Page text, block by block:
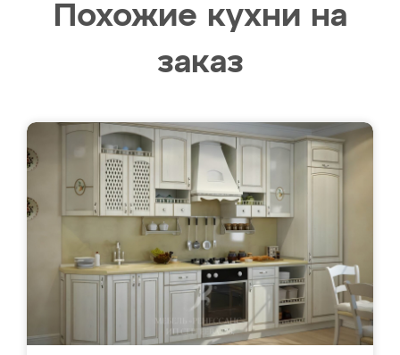
Похожие кухни на
заказ